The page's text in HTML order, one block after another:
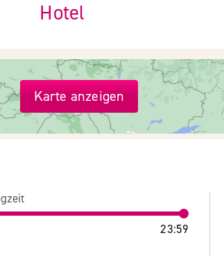
Hotel
Karte anzeigen
23:59